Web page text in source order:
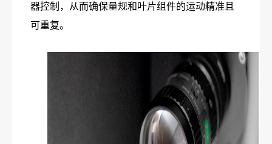
器控制，从而确保量规和叶片组件的运动精准且
可重复。